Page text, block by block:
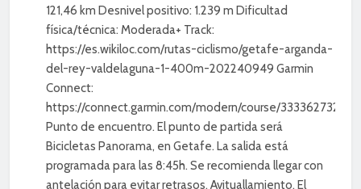
121,46 km Desnivel positivo: 1.239 m Dificultad
física/técnica: Moderada+ Track:
https://es.wikiloc.com/rutas-ciclismo/getafe-arganda-
del-rey-valdelaguna-1-400m-202240949 Garmin
Connect:
https://connect.garmin.com/modern/course/333362732
Punto de encuentro. El punto de partida será
Bicicletas Panorama, en Getafe. La salida está
programada para las 8:45h. Se recomienda llegar con
antelación para evitar retrasos. Avituallamiento. El